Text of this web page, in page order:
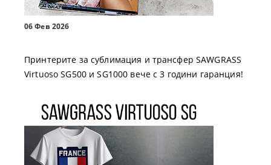
06 Фев 2026
Принтерите за сублимация и трансфер SAWGRASS
Virtuoso SG500 и SG1000 вече с 3 години гаранция!